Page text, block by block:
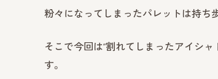
粉々になってしまったパレットは持ち
そこで今回は“割れてしまったアイシ
す。